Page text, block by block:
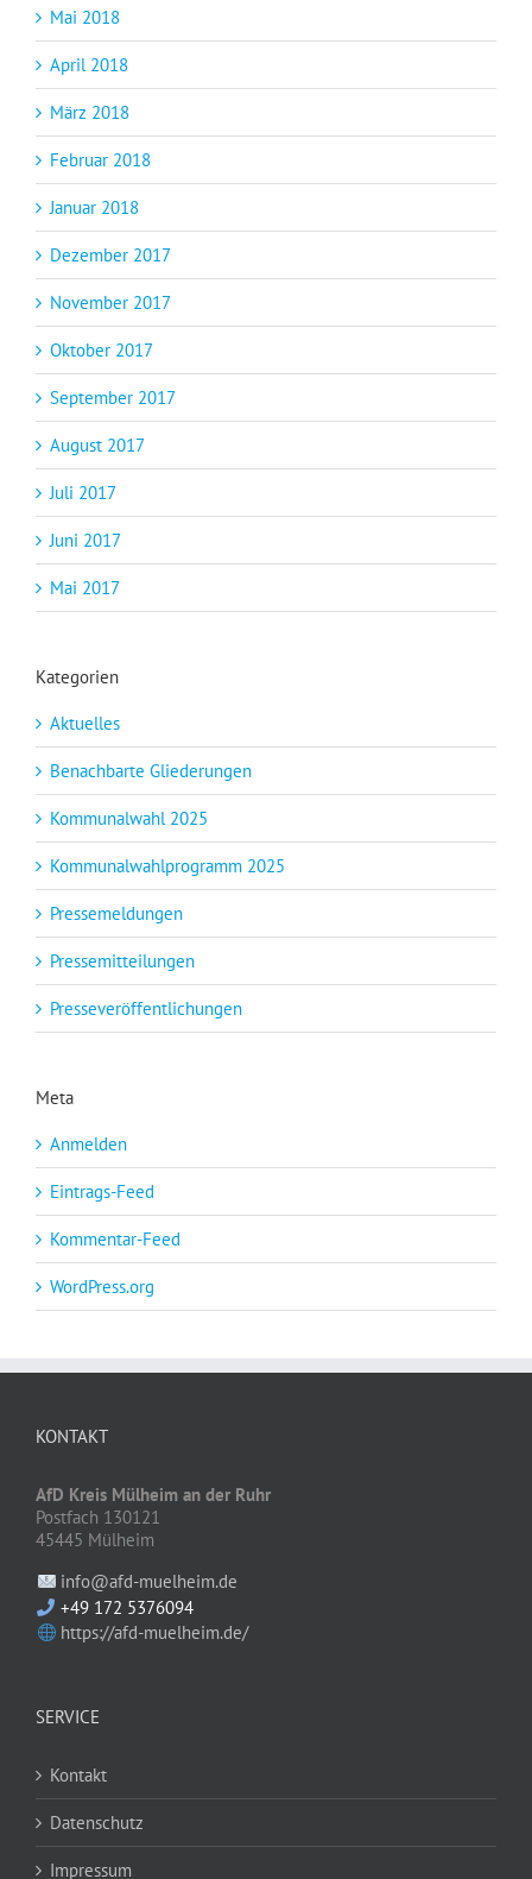
Mai 2018
April 2018
März 2018
Februar 2018
Januar 2018
Dezember 2017
November 2017
Oktober 2017
September 2017
August 2017
Juli 2017
Juni 2017
Mai 2017
Kategorien
Aktuelles
Benachbarte Gliederungen
Kommunalwahl 2025
Kommunalwahlprogramm 2025
Pressemeldungen
Pressemitteilungen
Presseveröffentlichungen
Meta
Anmelden
Eintrags-Feed
Kommentar-Feed
WordPress.org
KONTAKT
AfD Kreis Mülheim an der Ruhr
Postfach 130121
45445 Mülheim
info@afd-muelheim.de
+49 172 5376094
https://afd-muelheim.de/
SERVICE
Kontakt
Datenschutz
Impressum